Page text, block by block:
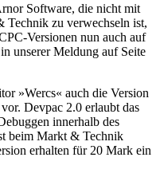
Software, die nicht mit
Technik zu verwechseln ist,
Versionen nun auch auf
unserer Meldung auf Seite
»Wercs« auch die Version
Devpac 2.0 erlaubt das
innerhalb des
beim Markt & Technik
erhalten für 20 Mark ein